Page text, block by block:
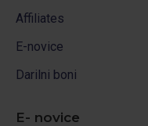
Affiliates
E-novice
Darilni boni
E- novice